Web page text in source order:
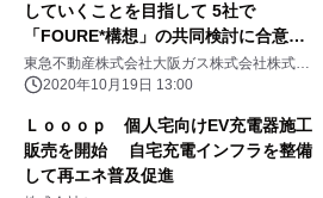
していくことを目指して 5社で
「FOURE*構想」の共同検討に合意し
ました
東急不動産株式会社大阪ガス株式会社株式会
社Ｌｏｏｏｐ東京ガス株式会社リニューアブ
2020年10月19日 13:00
Ｌｏｏｏｐ 個人宅向けEV充電器施工
販売を開始 自宅充電インフラを整備
して再エネ普及促進